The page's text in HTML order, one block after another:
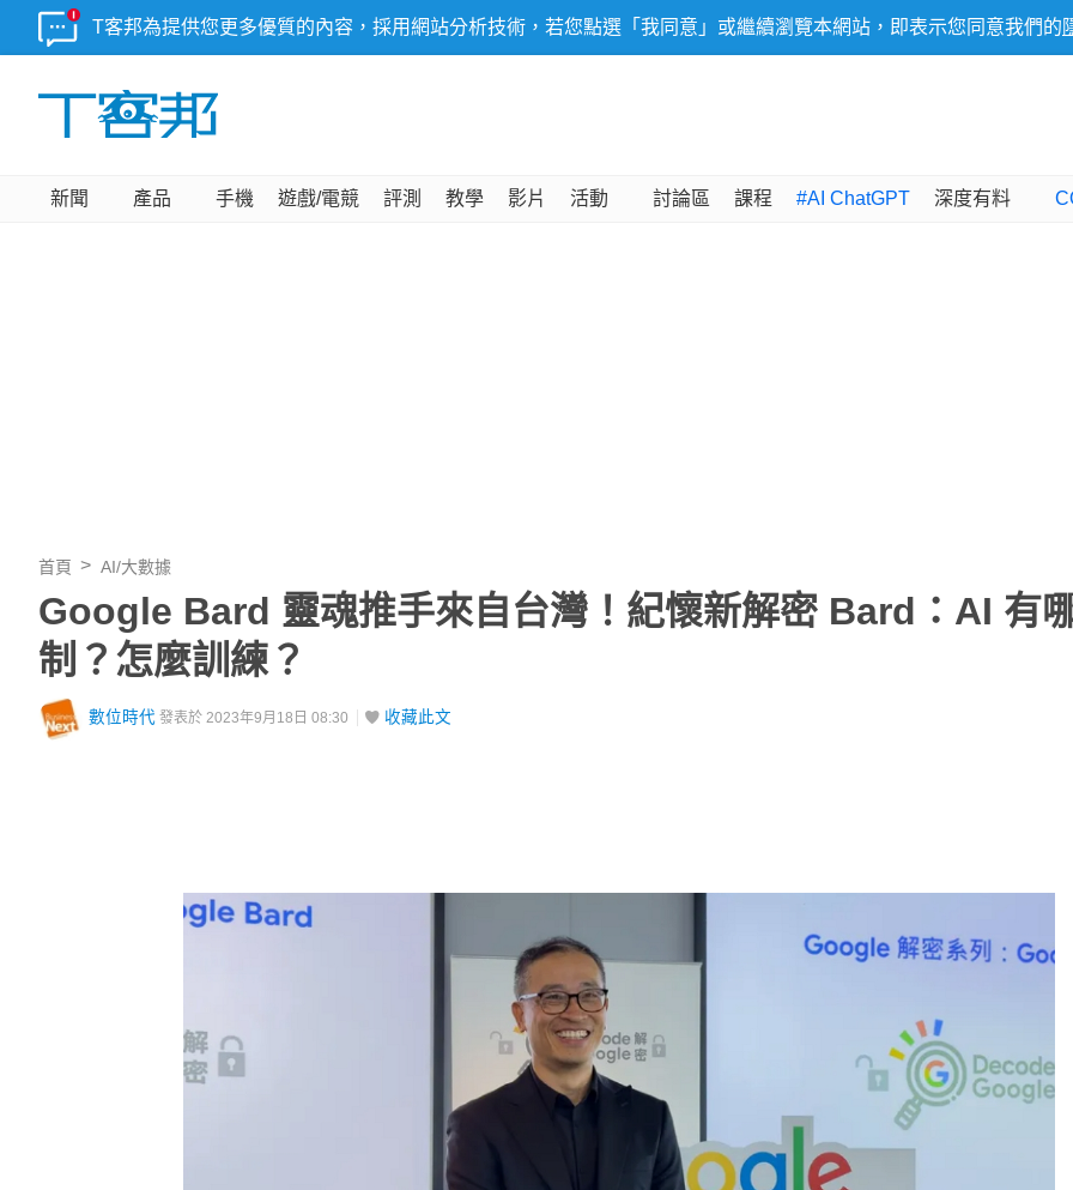
T客邦為提供您更多優質的內容，採用網站分析技術，若您點選「我同意」或繼續瀏覽本網站，即表示您同意我們的
新聞 產品 手機 遊戲/電競 評測 教學 影片 活動 討論區 課程 #AI ChatGPT 深度有料
首頁 AI/大數據
Google Bard 靈魂推手來自台灣！紀懷新解密 Bard：AI 有
制？怎麼訓練？
數位時代 發表於 2023年9月18日 08:30 收藏此文